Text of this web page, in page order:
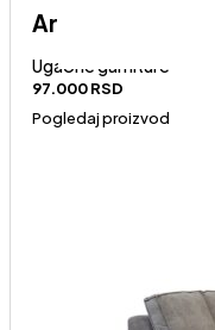
Art-levi ugao
Ugaone garniture
97.000RSD
Pogledaj proizvod